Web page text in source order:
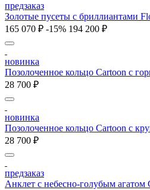
предзаказ
Золотые пусеты с бриллиантами
165 070 ₽ -15% 194 200 ₽
новинка
Позолоченное кольцо Cartoon c
28 700 ₽
новинка
Позолоченное кольцо Cartoon c
28 700 ₽
предзаказ
Анклет с небесно-голубым агатом